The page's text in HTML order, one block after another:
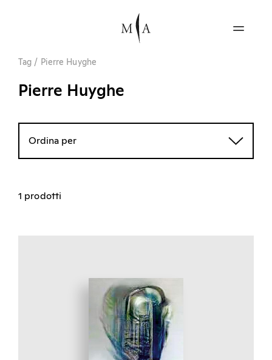
Tag / Pierre Huyghe
Pierre Huyghe
Ordina per
1 prodotti